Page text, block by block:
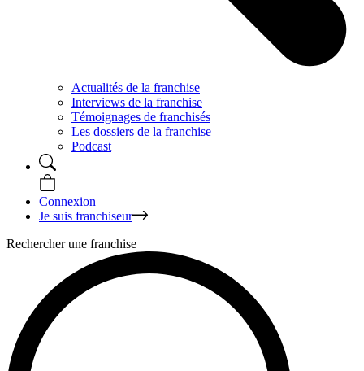
Actualités de la franchise
Interviews de la franchise
Témoignages de franchisés
Les dossiers de la franchise
Podcast
Connexion
Je suis franchiseur
Rechercher une franchise